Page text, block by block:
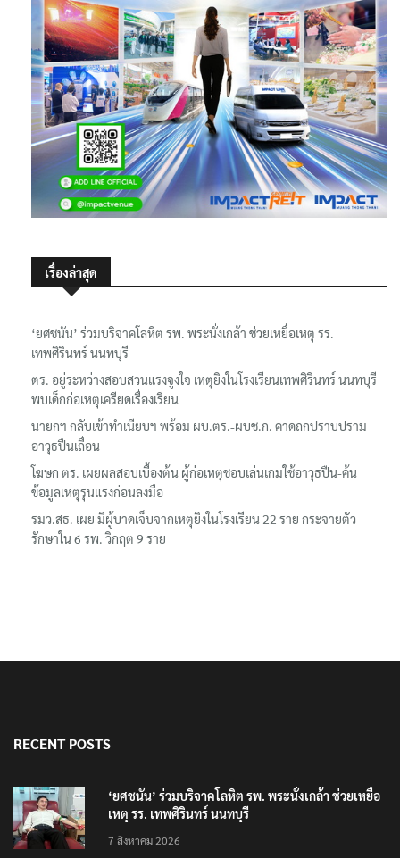
เรื่องล่าสุด
‘ยศชนัน’ ร่วมบริจาคโลหิต รพ. พระนั่งเกล้า ช่วยเหยื่อเหตุ รร.
เทพศิรินทร์ นนทบุรี
ตร. อยู่ระหว่างสอบสวนแรงจูงใจ เหตุยิงในโรงเรียนเทพศิรินทร์ นนทบุรี
พบเด็กก่อเหตุเครียดเรื่องเรียน
นายกฯ กลับเข้าทำเนียบฯ พร้อม ผบ.ตร.-ผบช.ก. คาดถกปราบปราม
อาวุธปืนเถื่อน
โฆษก ตร. เผยผลสอบเบื้องต้น ผู้ก่อเหตุชอบเล่นเกมใช้อาวุธปืน-ค้น
ข้อมูลเหตุรุนแรงก่อนลงมือ
รมว.สธ. เผย มีผู้บาดเจ็บจากเหตุยิงในโรงเรียน 22 ราย กระจายตัว
รักษาใน 6 รพ. วิกฤต 9 ราย
RECENT POSTS
‘ยศชนัน’ ร่วมบริจาคโลหิต รพ. พระนั่งเกล้า ช่วยเหยื่อ
เหตุ รร. เทพศิรินทร์ นนทบุรี
7 สิงหาคม 2026